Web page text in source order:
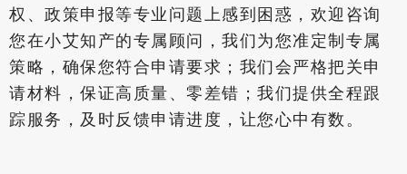
权、政策申报等专业问题上感到困惑，欢迎咨询
您在小艾知产的专属顾问，我们为您准定制专属
策略，确保您符合申请要求；我们会严格把关申
请材料，保证高质量、零差错；我们提供全程跟
踪服务，及时反馈申请进度，让您心中有数。